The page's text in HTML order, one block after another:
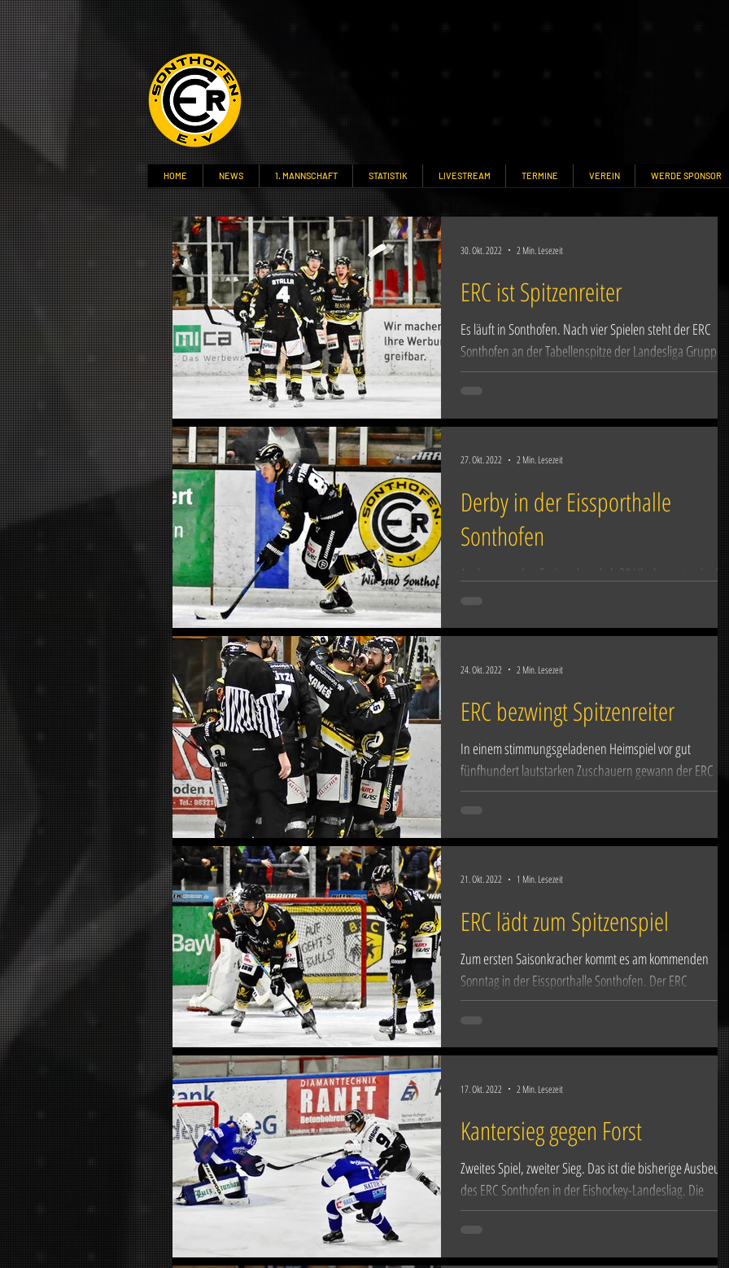
HOME NEWS 1. MANNSCHAFT STATISTIK LIVESTREAM TERMINE VEREIN WERDE SPONSOR
ERC ist Spitzenreiter
Es läuft in Sonthofen. Nach vier Spielen steht der ERC
Sonthofen an der Tabellenspitze der Landesliga Gruppe
Die Oberallgäuer gewannen...
30. Okt. 2022 2 Min. Lesezeit
Derby in der Eissporthalle
Sonthofen
Am kommenden Freitagabend ab 20 Uhr kommt es in der
27. Okt. 2022 2 Min. Lesezeit
ERC bezwingt Spitzenreiter
In einem stimmungsgeladenen Heimspiel vor gut
fünfhundert lautstarken Zuschauern gewann der ERC
Sonthofen am Sonntagabend das...
24. Okt. 2022 2 Min. Lesezeit
ERC lädt zum Spitzenspiel
Zum ersten Saisonkracher kommt es am kommenden
Sonntag in der Eissporthalle Sonthofen. Der ERC
Sonthofen empfängt mit dem ESV Burgau 2000...
21. Okt. 2022 1 Min. Lesezeit
Kantersieg gegen Forst
Zweites Spiel, zweiter Sieg. Das ist die bisherige Ausbeute
des ERC Sonthofen in der Eishockey-Landesliag. Die
Schwarz-Gelben gewannen am...
17. Okt. 2022 2 Min. Lesezeit